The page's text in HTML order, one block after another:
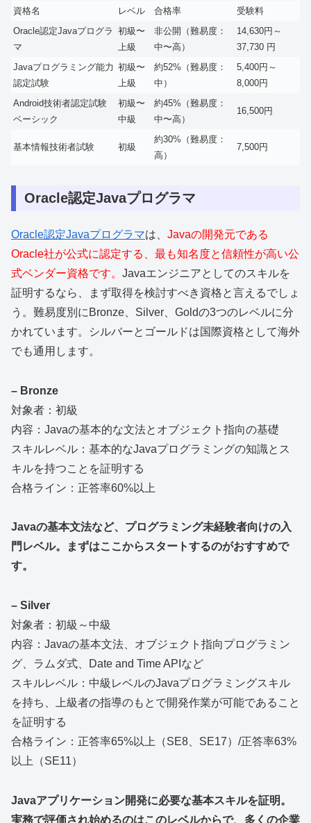
資格名 レベル 合格率
受験料
Oracle認定Javaプログラ
マ
初級〜
上級
非公開（難易度：
中〜高）
14,630円～
37,730 円
Javaプログラミング能力
認定試験
初級〜
上級
約52%（難易度：
中）
5,400円～
8,000円
Android技術者認定試験
ベーシック
初級〜
中級
約45%（難易度：
中〜高）
16,500円
基本情報技術者試験 初級
約30%（難易度：
高）
7,500円
Oracle認定Javaプログラマ
Oracle認定Javaプログラマは、 Javaの開発元である
Oracle社が公式に認定する、最も知名度と信頼性が高い公
式ベンダー資格です。 Javaエンジニアとしてのスキルを
証明するなら、まず取得を検討すべき資格と言えるでしょ
う。難易度別にBronze、Silver、Goldの3つのレベルに分
かれています。シルバーとゴールドは国際資格として海外
でも通用します。
– Bronze
対象者：初級
内容：Javaの基本的な文法とオブジェクト指向の基礎
スキルレベル：基本的なJavaプログラミングの知識とス
キルを持つことを証明する
合格ライン：正答率60%以上
Javaの基本文法など、プログラミング未経験者向けの入
門レベル。まずはここからスタートするのがおすすめで
す。
– Silver
対象者：初級～中級
内容：Javaの基本文法、オブジェクト指向プログラミン
グ、ラムダ式、Date and Time APIなど
スキルレベル：中級レベルのJavaプログラミングスキル
を持ち、上級者の指導のもとで開発作業が可能であること
を証明する
合格ライン：正答率65%以上（SE8、SE17）/正答率63%
以上（SE11）
Javaアプリケーション開発に必要な基本スキルを証明。
実務で評価され始めるのはこのレベルからで、多くの企業